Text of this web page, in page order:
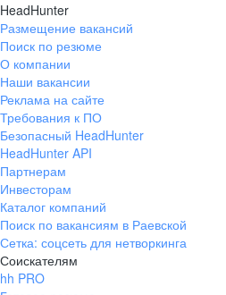
HeadHunter
Размещение вакансий
Поиск по резюме
О компании
Наши вакансии
Реклама на сайте
Требования к ПО
Безопасный HeadHunter
HeadHunter API
Партнерам
Инвесторам
Каталог компаний
Поиск по вакансиям в Раевской
Сетка: соцсеть для нетворкинга
Соискателям
hh PRO